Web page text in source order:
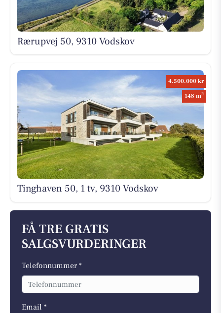
Rærupvej 50, 9310 Vodskov
4.500.000 kr
148 m2
Tinghaven 50, 1 tv, 9310 Vodskov
FÅ TRE GRATIS
SALGSVURDERINGER
Telefonnummer *
Email *